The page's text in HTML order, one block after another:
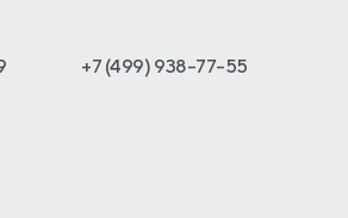
+7 (499) 938-77-55